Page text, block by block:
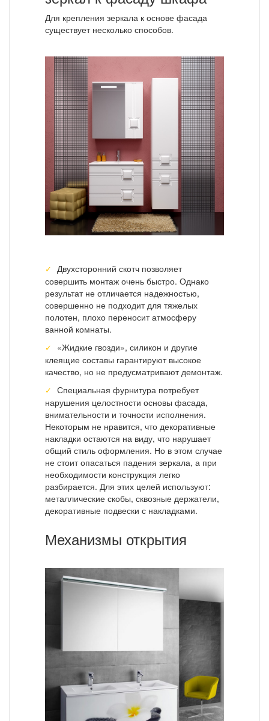
Для крепления зеркала к основе фасада
существует несколько способов.
Двухсторонний скотч позволяет
совершить монтаж очень быстро. Однако
результат не отличается надежностью,
совершенно не подходит для тяжелых
полотен, плохо переносит атмосферу
ванной комнаты.
«Жидкие гвозди», силикон и другие
клеящие составы гарантируют высокое
качество, но не предусматривают демонтаж.
Специальная фурнитура потребует
нарушения целостности основы фасада,
внимательности и точности исполнения.
Некоторым не нравится, что декоративные
накладки остаются на виду, что нарушает
общий стиль оформления. Но в этом случае
не стоит опасаться падения зеркала, а при
необходимости конструкция легко
разбирается. Для этих целей используют:
металлические скобы, сквозные держатели,
декоративные подвески с накладками.
Механизмы открытия